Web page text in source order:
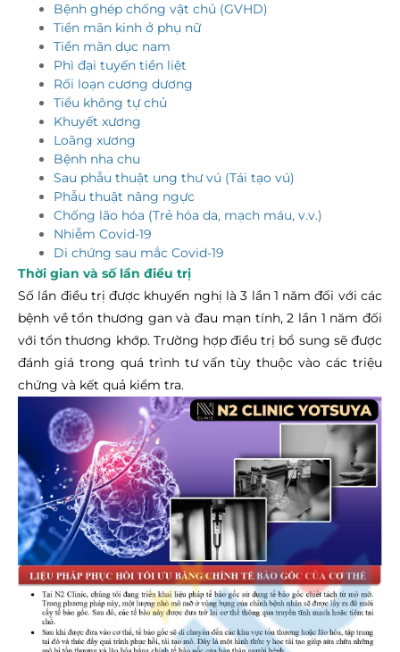
Bệnh ghép chống vật chủ (GVHD)
Tiền mãn kinh ở phụ nữ
Tiền mãn dục nam
Phì đại tuyến tiền liệt
Rối loạn cương dương
Tiểu không tự chủ
Khuyết xương
Loãng xương
Bệnh nha chu
Sau phẫu thuật ung thư vú (Tái tạo vú)
Phẫu thuật nâng ngực
Chống lão hóa (Trẻ hóa da, mạch máu, v.v.)
Nhiễm Covid-19
Di chứng sau mắc Covid-19
Thời gian và số lần điều trị
Số lần điều trị được khuyến nghị là 3 lần 1 năm đối với các
bệnh về tổn thương gan và đau mạn tính, 2 lần 1 năm đối
với tổn thương khớp. Trường hợp điều trị bổ sung sẽ được
đánh giá trong quá trình tư vấn tùy thuộc vào các triệu
chứng và kết quả kiểm tra.